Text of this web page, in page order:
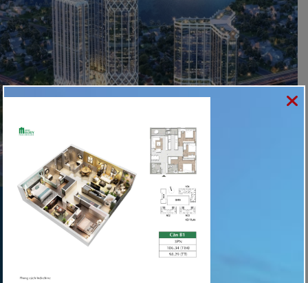
ĐĂNG KÝ NHẬN THÔNG TIN
Vui lòng nhập thông tin của bạn để nhận thông
tin Giá và Giỏ Hàng độc quyền từ chúng tôi